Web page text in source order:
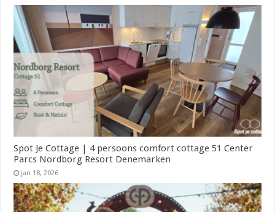
Spot Je Cottage | 4 persoons comfort cottage 51 Center
Parcs Nordborg Resort Denemarken
jan 18, 2026